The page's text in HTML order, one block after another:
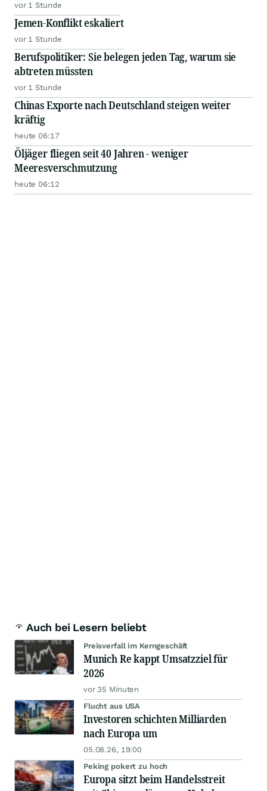
vor 1 Stunde
Jemen-Konflikt eskaliert
vor 1 Stunde
Berufspolitiker: Sie belegen jeden Tag, warum sie
abtreten müssten
vor 1 Stunde
Chinas Exporte nach Deutschland steigen weiter
kräftig
heute 06:17
Öljäger fliegen seit 40 Jahren - weniger
Meeresverschmutzung
heute 06:12
Auch bei Lesern beliebt
Preisverfall im Kerngeschäft
Munich Re kappt Umsatzziel für
2026
vor 35 Minuten
Flucht aus USA
Investoren schichten Milliarden
nach Europa um
05.08.26, 19:00
Peking pokert zu hoch
Europa sitzt beim Handelsstreit